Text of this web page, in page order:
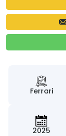
Ferrari
2025